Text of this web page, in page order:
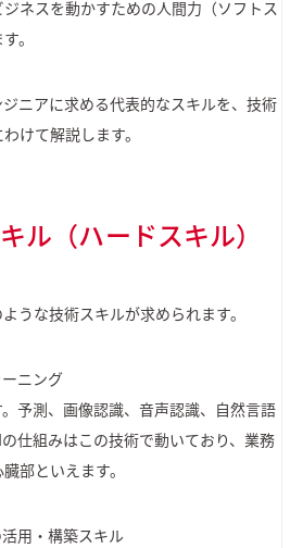
ネスを動かすための人間力（ソフトス
。
ニアに求める代表的なスキルを、技術
けて解説します。
ル（ハードスキル）
うな技術スキルが求められます。
ニング
予測、画像認識、音声認識、自然言語
仕組みはこの技術で動いており、業務
部といえます。
用・構築スキル